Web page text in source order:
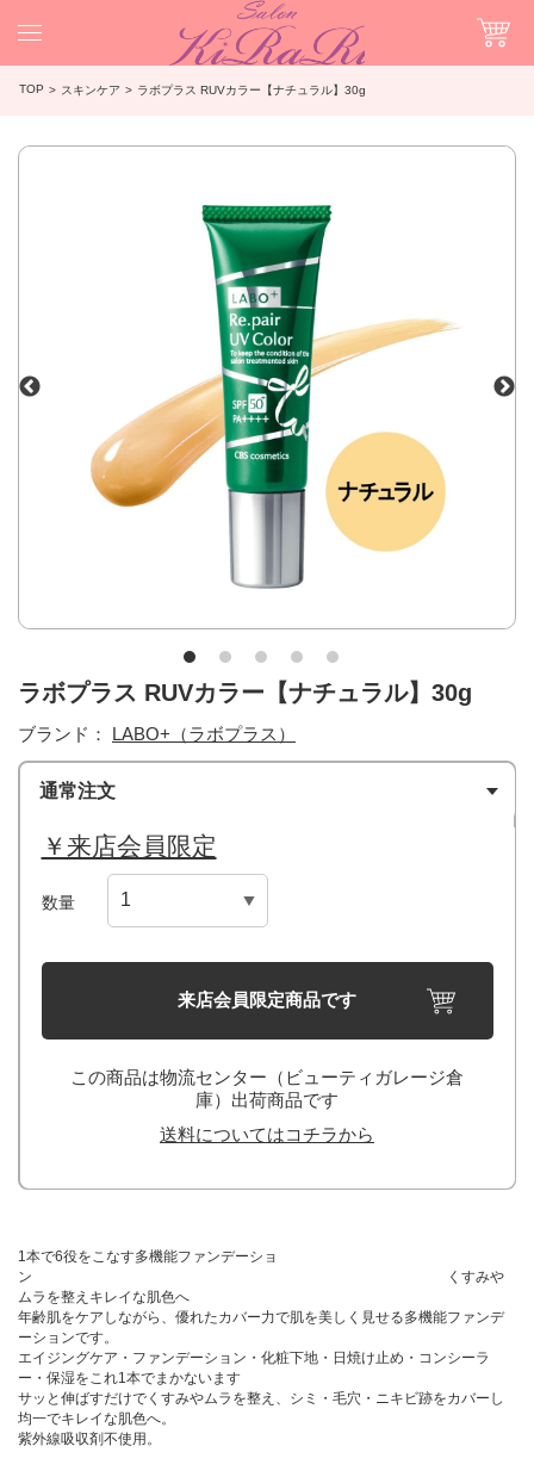
TOP スキンケア ラボプラス RUVカラー【ナチュラル】30g
ラボプラス RUVカラー【ナチュラル】30g
ブランド： LABO+（ラボプラス）
通常注文
￥来店会員限定
数量
来店会員限定商品です
この商品は物流センター（ビューティガレージ倉
庫）出荷商品です
送料についてはコチラから
1本で6役をこなす多機能ファンデーショ
ン くすみや
ムラを整えキレイな肌色へ
年齢肌をケアしながら、優れたカバー力で肌を美しく見せる多機能ファンデ
ーションです。
エイジングケア・ファンデーション・化粧下地・日焼け止め・コンシーラ
ー・保湿をこれ1本でまかないます
サッと伸ばすだけでくすみやムラを整え、シミ・毛穴・ニキビ跡をカバーし
均一でキレイな肌色へ。
紫外線吸収剤不使用。